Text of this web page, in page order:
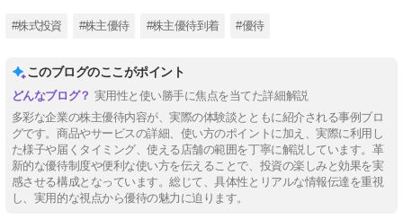
#株式投資 #株主優待 #株主優待到着 #優待
このブログのここがポイント
実用性と使い勝手に焦点を当てた詳細解説
多彩な企業の株主優待内容が、実際の体験談とともに紹介される事例ブロ
グです。商品やサービスの詳細、使い方のポイントに加え、実際に利用し
た様子や届くタイミング、使える店舗の範囲を丁寧に解説しています。革
新的な優待制度や便利な使い方を伝えることで、投資の楽しみと効果を実
感させる構成となっています。総じて、具体性とリアルな情報伝達を重視
し、実用的な視点から優待の魅力に迫ります。